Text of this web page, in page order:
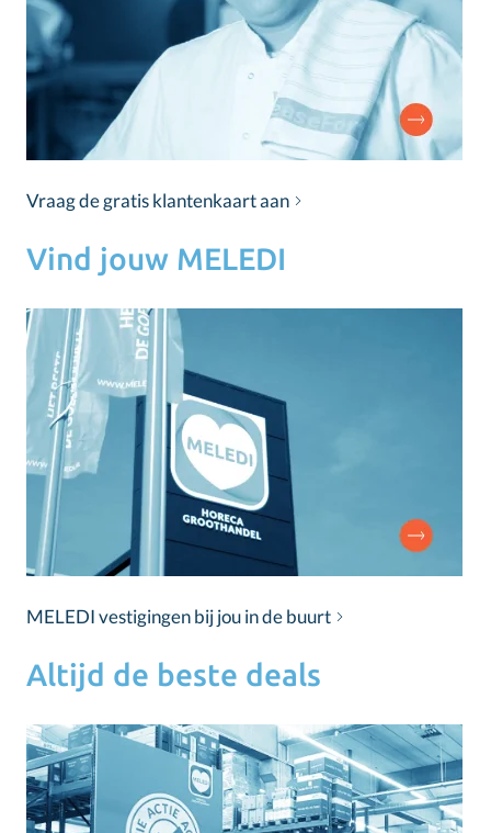
Vraag de gratis klantenkaart aan
Vind jouw MELEDI
MELEDI vestigingen bij jou in de buurt
Altijd de beste deals